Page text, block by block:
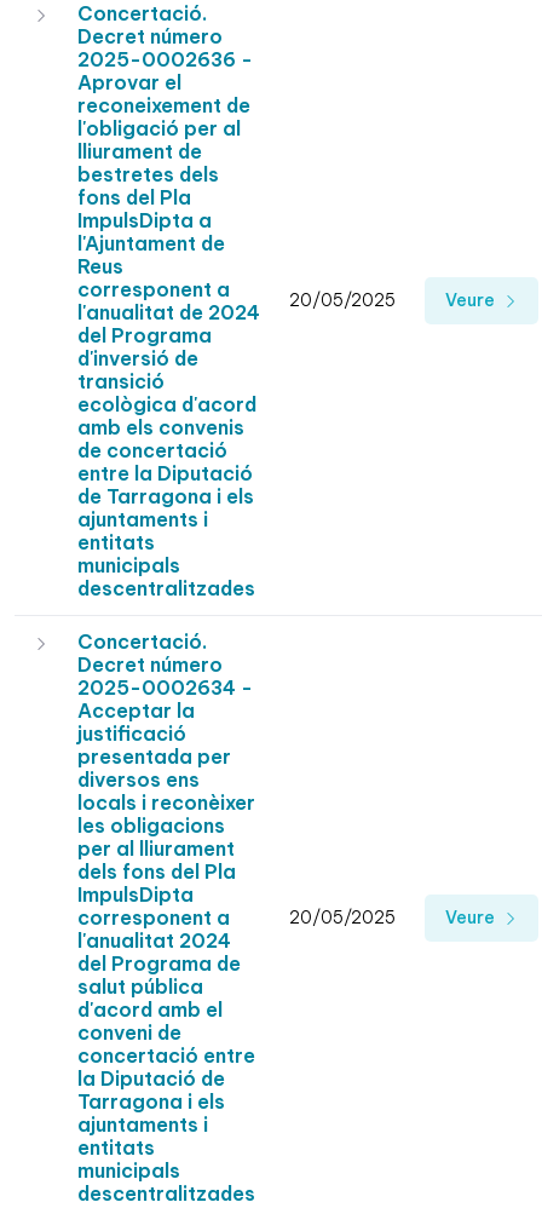
Concertació.
Decret número
2025-0002636 -
Aprovar el
reconeixement de
l'obligació per al
lliurament de
bestretes dels
fons del Pla
ImpulsDipta a
l'Ajuntament de
Reus
corresponent a
l'anualitat de 2024
del Programa
d'inversió de
transició
ecològica d'acord
amb els convenis
de concertació
entre la Diputació
de Tarragona i els
ajuntaments i
entitats
municipals
descentralitzades
20/05/2025 Veure
Concertació.
Decret número
2025-0002634 -
Acceptar la
justificació
presentada per
diversos ens
locals i reconèixer
les obligacions
per al lliurament
dels fons del Pla
ImpulsDipta
corresponent a
l'anualitat 2024
del Programa de
salut pública
d'acord amb el
conveni de
concertació entre
la Diputació de
Tarragona i els
ajuntaments i
entitats
municipals
descentralitzades
20/05/2025 Veure